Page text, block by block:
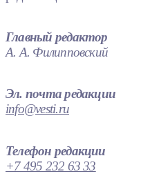
Главный редактор
А. А. Филипповский
Эл. почта редакции
info@vesti.ru
Телефон редакции
+7 495 232 63 33